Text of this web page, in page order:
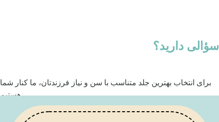
سؤالی دارید؟
برای انتخاب بهترین جلد متناسب با سن و نیاز فرزندتان، ما کنار شما
هستیم
تماس با کارشناس